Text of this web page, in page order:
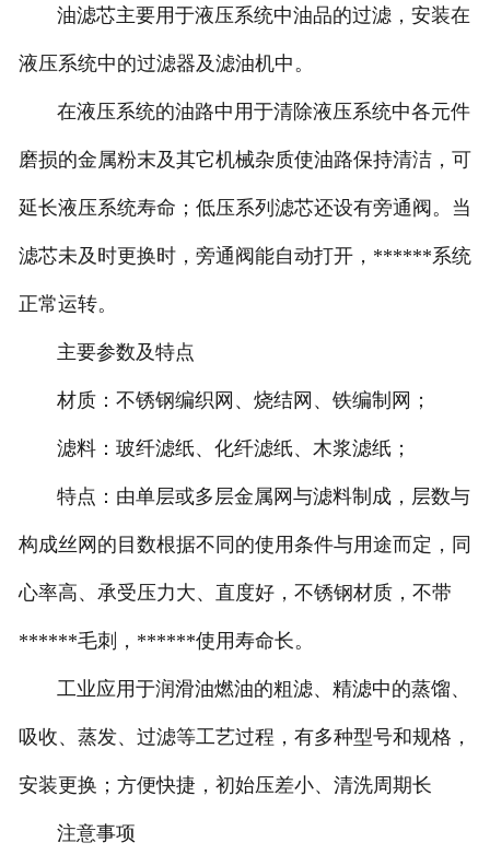
油滤芯主要用于液压系统中油品的过滤，安装在
液压系统中的过滤器及滤油机中。
在液压系统的油路中用于清除液压系统中各元件
磨损的金属粉末及其它机械杂质使油路保持清洁，可
延长液压系统寿命；低压系列滤芯还设有旁通阀。当
滤芯未及时更换时，旁通阀能自动打开，******系统
正常运转。
主要参数及特点
材质：不锈钢编织网、烧结网、铁编制网；
滤料：玻纤滤纸、化纤滤纸、木浆滤纸；
特点：由单层或多层金属网与滤料制成，层数与
构成丝网的目数根据不同的使用条件与用途而定，同
心率高、承受压力大、直度好，不锈钢材质，不带
******毛刺，******使用寿命长。
工业应用于润滑油燃油的粗滤、精滤中的蒸馏、
吸收、蒸发、过滤等工艺过程，有多种型号和规格，
安装更换；方便快捷，初始压差小、清洗周期长
注意事项